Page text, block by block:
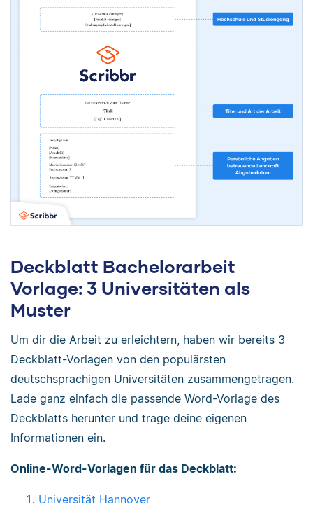
Deckblatt Bachelorarbeit
Vorlage: 3 Universitäten als
Muster
Um dir die Arbeit zu erleichtern, haben wir bereits 3
Deckblatt-Vorlagen von den populärsten
deutschsprachigen Universitäten zusammengetragen.
Lade ganz einfach die passende Word-Vorlage des
Deckblatts herunter und trage deine eigenen
Informationen ein.
Online-Word-Vorlagen für das Deckblatt:
Universität Hannover